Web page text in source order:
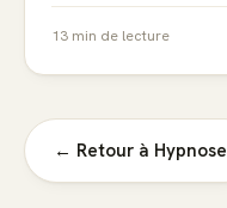
13 min de lecture
← Retour à Hypnose